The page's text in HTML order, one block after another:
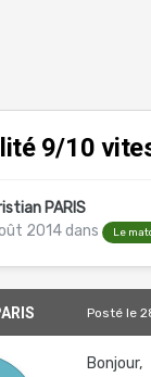
9/10
PARIS
2014dans Le
Postéle
Bonjour,